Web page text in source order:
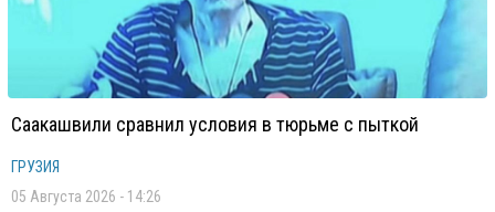
Саакашвили сравнил условия в тюрьме с пыткой
ГРУЗИЯ
05 Августа 2026 - 14:26